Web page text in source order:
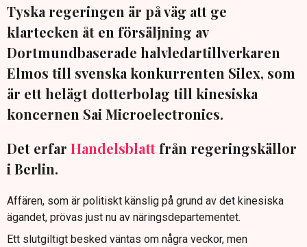
Tyska regeringen är på väg att ge
klartecken åt en försäljning av
Dortmundbaserade halvledartillverkaren
Elmos till svenska konkurrenten Silex, som
är ett helägt dotterbolag till kinesiska
koncernen Sai Microelectronics.
Det erfar Handelsblattfrån regeringskällor
i Berlin.
Affären, som är politiskt känslig på grund av det kinesiska
ägandet, prövas just nu av näringsdepartementet.
Ett slutgiltigt besked väntas om några veckor, men